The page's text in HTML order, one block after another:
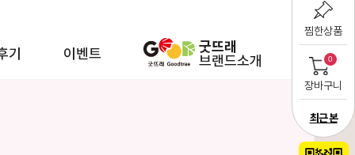
찜한상품
0
장바구니
최근 본
기 이벤트
굿뜨래
브랜드소개